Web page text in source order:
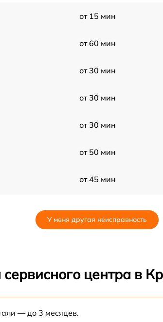
от 15 мин
от 60 мин
от 30 мин
от 30 мин
от 30 мин
от 50 мин
от 45 мин
У меня другая неисправность
центра в
— до 3 месяцев.